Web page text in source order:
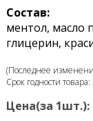
Состав:
ментол, масло
глицерин,
(Последнее
Срок годности
Цена(за 1шт.):